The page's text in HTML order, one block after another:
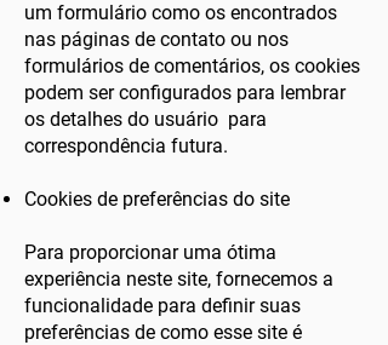
um formulário como os encontrados
nas páginas de contato ou nos
formulários de comentários, os cookies
podem ser configurados para lembrar
os detalhes do usuário para
correspondência futura.
Cookies de preferências do site
Para proporcionar uma ótima
experiência neste site, fornecemos a
funcionalidade para definir suas
preferências de como esse site é